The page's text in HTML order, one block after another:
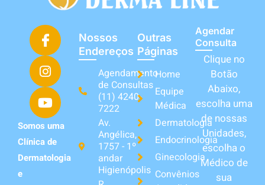
Somos uma
Clínica de
Dermatologia
e
Nossos
Endereços
Agendamento
de Consultas
(11) 4240-
7222
Av.
Angélica,
1757 - 1º
andar
Higienópolis
Outras
Páginas
Home
Equipe
Médica
Dermatologia
Endocrinologia
Ginecologia
Convênios
Agendar
Consulta
Clique no
Botão
Abaixo,
escolha uma
de nossas
Unidades,
escolha o
Médico de
sua